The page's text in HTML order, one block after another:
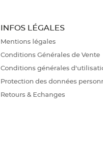
INFOS LÉGALES
Mentions légales
Conditions Générales de Vente
Conditions générales
Protection des données
Retours & Echanges